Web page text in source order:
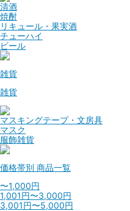
清酒
焼酎
リキュール・果実酒
チューハイ
ビール
雑貨
雑貨
マスキングテープ・文房具
マスク
服飾雑貨
価格帯別 商品一覧
〜1,000円
1,001円〜3,000円
3,001円〜5,000円